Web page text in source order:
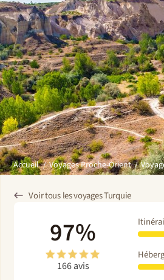
Accueil Voyages Proche-Orient
Voir tous les voyages Turquie
97%
166 avis